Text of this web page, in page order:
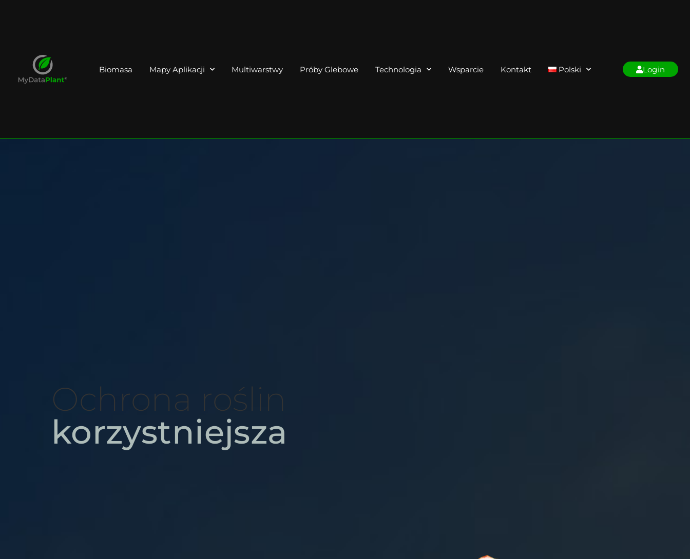
Biomasa Mapy Aplikacji Multiwarstwy Próby Glebowe Technologia Wsparcie Kontakt Polski Login
Ochrona roślin
korzystniejsza